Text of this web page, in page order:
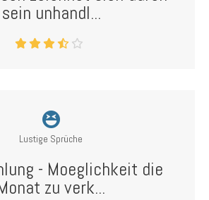
sein unhandl...
Lustige Sprüche
- Moeglichkeit die
zu verk...